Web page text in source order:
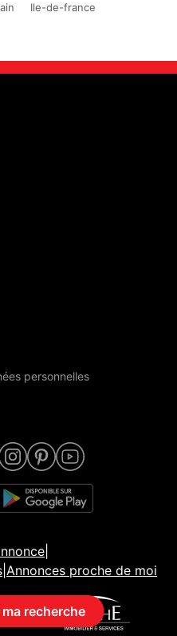
recherche
Ile-de-france
personnelles
Annonces proche de moi
réservés
Stock